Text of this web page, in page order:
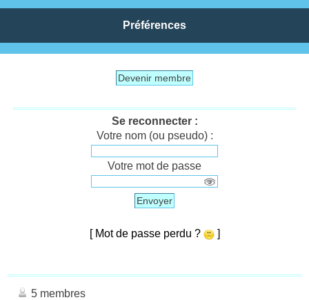
Préférences
Devenir membre
Se reconnecter :
Votre nom (ou pseudo) :
Votre mot de passe
Envoyer
[ Mot de passe perdu ? ]
5 membres